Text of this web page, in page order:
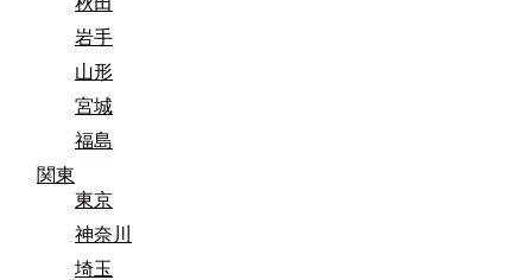
岩手
山形
宮城
福島
関東
東京
神奈川
埼玉